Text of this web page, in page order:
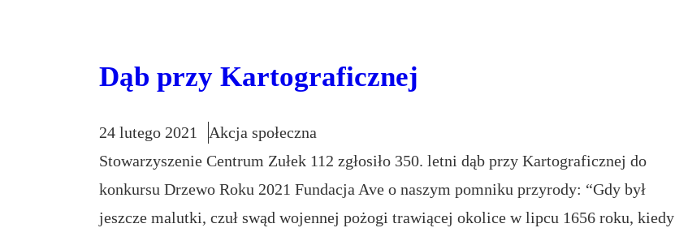
Dąb przy Kartograficznej
24 lutego 2021
Akcja społeczna
Stowarzyszenie Centrum Zułek 112 zgłosiło 350. letni dąb przy Kartograficznej do
konkursu Drzewo Roku 2021 Fundacja Ave o naszym pomniku przyrody: “Gdy był
jeszcze malutki, czuł swąd wojennej pożogi trawiącej okolice w lipcu 1656 roku, kiedy